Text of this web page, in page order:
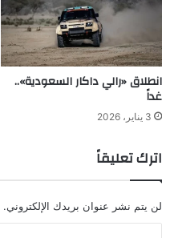
انطلاق «رالي داكار السعودية»..
غداً
3 يناير، 2026
اترك تعليقاً
لن يتم نشر عنوان بريدك الإلكتروني.